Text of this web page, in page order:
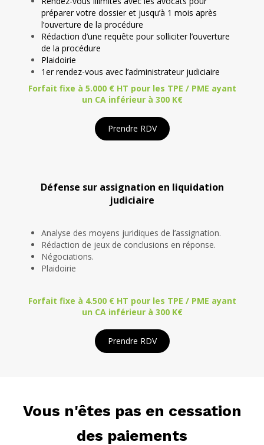
préparer votre dossier et jusqu’à 1 mois après
l’ouverture de la procédure
Rédaction d’une requête pour solliciter l’ouverture
de la procédure
Plaidoirie
1er rendez-vous avec l’administrateur judiciaire
Forfait fixe à 5.000 € HT pour les TPE / PME ayant
un CA inférieur à 300 K€
Prendre RDV
Défense sur assignation en liquidation
judiciaire
Analyse des moyens juridiques de l’assignation.
Rédaction de jeux de conclusions en réponse.
Négociations.
Plaidoirie
Forfait fixe à 4.500 € HT pour les TPE / PME ayant
un CA inférieur à 300 K€
Prendre RDV
Vous n'êtes pas en cessation
des paiements